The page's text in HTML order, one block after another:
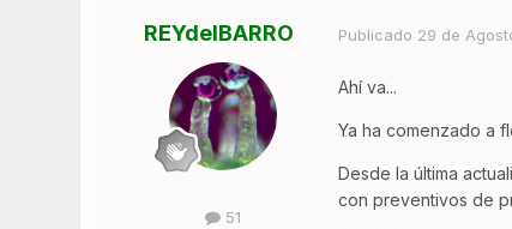
REYdelBARRO
51
Publicado 29 de
Ahí va...
Ya ha comenzado a
Desde la última
con preventivos de